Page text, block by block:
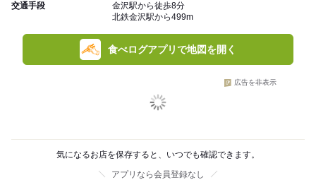
交通手段
金沢駅から徒歩8分
北鉄金沢駅から499m
食べログアプリで地図を開く
広告を非表示
気になるお店を保存すると、いつでも確認できます。
アプリなら会員登録なし